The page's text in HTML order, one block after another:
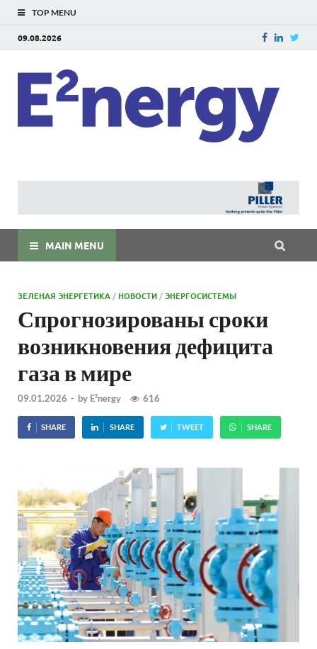
TOP MENU
09.08.2026
MAIN MENU
ЗЕЛЕНАЯ ЭНЕРГЕТИКА /НОВОСТИ /ЭНЕРГОСИСТЕМЫ
Спрогнозированы сроки
возникновения дефицита
газа в мире
09.01.2026 - by E²nergy 616
SHARE SHARE TWEET SHARE